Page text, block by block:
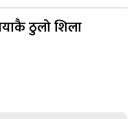
ठुलो शिला